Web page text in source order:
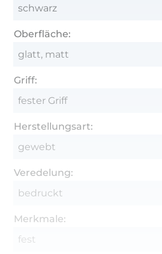
schwarz
Oberfläche:
glatt, matt
Griff:
fester Griff
Herstellungsart:
gewebt
Veredelung:
bedruckt
Merkmale:
fest